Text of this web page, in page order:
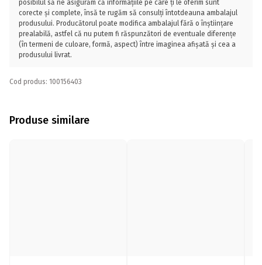
posibilul să ne asigurăm că informațiile pe care ți le oferim sunt
corecte și complete, însă te rugăm să consulți întotdeauna ambalajul
produsului. Producătorul poate modifica ambalajul fără o înștiințare
prealabilă, astfel că nu putem fi răspunzători de eventuale diferențe
(în termeni de culoare, formă, aspect) între imaginea afișată și cea a
produsului livrat.
Cod produs: 100156403
Produse similare